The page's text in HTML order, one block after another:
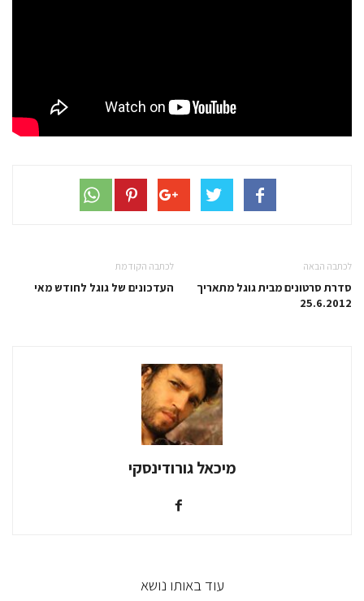
לכתבה הקודמת
העדכונים של גוגל לחודש מאי
לכתבה הבאה
סדרת סרטונים מבית גוגל מתאריך
25.6.2012
מיכאל גורודינסקי
עוד באותו נושא